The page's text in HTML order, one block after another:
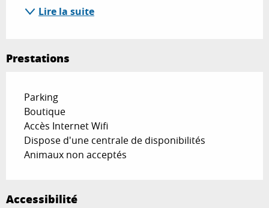
Lire la suite
Prestations
Parking
Boutique
Accès Internet Wifi
Dispose d'une centrale de disponibilités
Animaux non acceptés
Accessibilité